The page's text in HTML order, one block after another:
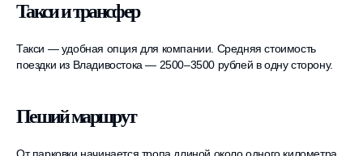
Такси и трансфер
Такси — удобная опция для компании. Средняя стоимость
поездки из Владивостока — 2500–3500 рублей в одну сторону.
Пеший маршрут